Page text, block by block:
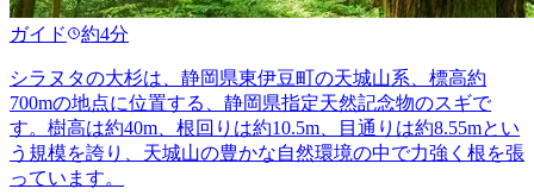
ガイド 約4分
シラヌタの大杉は、静岡県東伊豆町の天城山系、標高約
700mの地点に位置する、静岡県指定天然記念物のスギで
す。樹高は約40m、根回りは約10.5m、目通りは約8.55mとい
う規模を誇り、天城山の豊かな自然環境の中で力強く根を張
っています。